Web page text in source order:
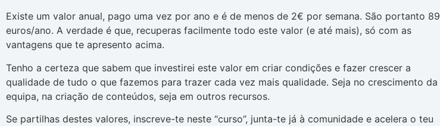
Existe um valor anual, pago uma vez por ano e é de menos de 2€ por semana. São portanto 89
euros/ano. A verdade é que, recuperas facilmente todo este valor (e até mais), só com as
vantagens que te apresento acima.
Tenho a certeza que sabem que investirei este valor em criar condições e fazer crescer a
qualidade de tudo o que fazemos para trazer cada vez mais qualidade. Seja no crescimento da
equipa, na criação de conteúdos, seja em outros recursos.
Se partilhas destes valores, inscreve-te neste “curso”, junta-te já à comunidade e acelera o teu